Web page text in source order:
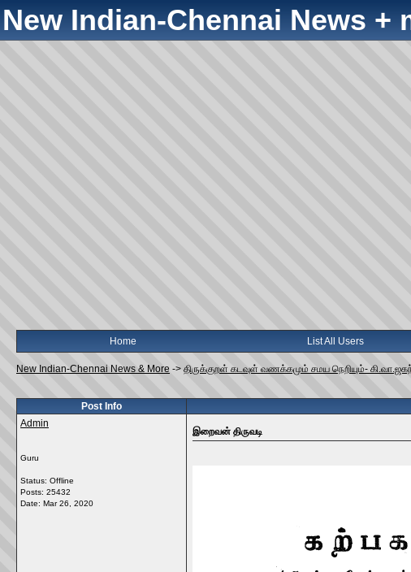
New Indian-Chennai News +
Home List All Users
New Indian-Chennai News & More -> திருக்குறள் கடவுள் வணக்கமும் சமய நெறியும்-
Post Info
Admin
Guru
Status: Offline
Posts: 25432
Date: Mar 26, 2020
இறைவன் திருவடி